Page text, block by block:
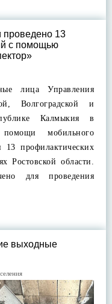
проведено 13
с помощью
лица Управления
Волгоградской и
Калмыкия в
мобильного
13 профилактических
Ростовской области.
для проведения
выходные